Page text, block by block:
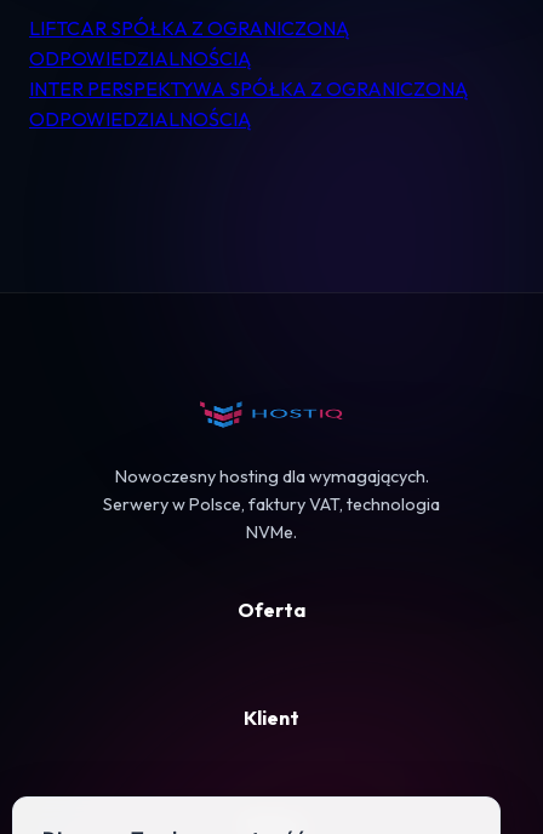
Pomoc
Kontakt
Nawigacja
wpisu
LIFTCAR SPÓŁKA Z OGRANICZONĄ
ODPOWIEDZIALNOŚCIĄ
INTER PERSPEKTYWA SPÓŁKA Z OGRANICZONĄ
ODPOWIEDZIALNOŚCIĄ
Nowoczesny hosting dla wymagających.
Serwery w Polsce, faktury VAT, technologia
NVMe.
Oferta
Klient
Firma